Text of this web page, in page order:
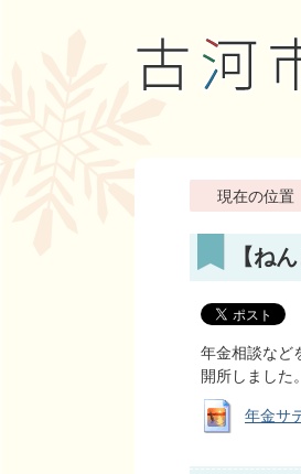
現在の位置
【ね
年金相談など
開所しました
年金サ